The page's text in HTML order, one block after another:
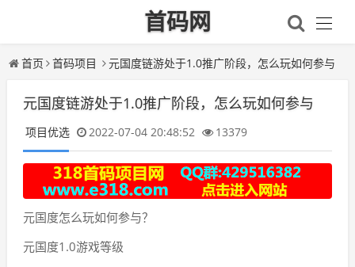
首码网
首页 首码项目 元国度链游处于1.0推广阶段，怎么玩如何参与
元国度链游处于1.0推广阶段，怎么玩如何参与
项目优选 2022-07-04 20:48:52 13379
元国度怎么玩如何参与？
元国度1.0游戏等级